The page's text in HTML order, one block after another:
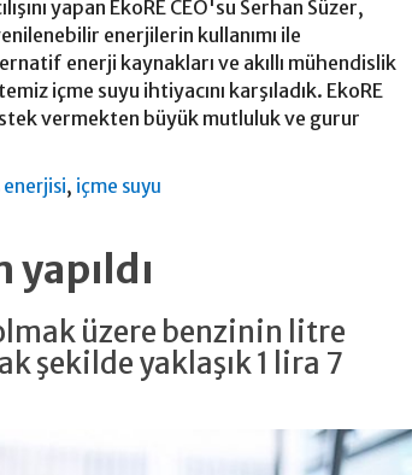
yapan EkoRE CEO'su Serhan Süzer,
enerjilerin kullanımı ile
enerji kaynakları ve akıllı mühendislik
içme suyu ihtiyacını karşıladık. EkoRE
vermekten büyük mutluluk ve gurur
enerjisi, içme suyu
yapıldı
üzere benzinin litre
şekilde yaklaşık 1 lira 7